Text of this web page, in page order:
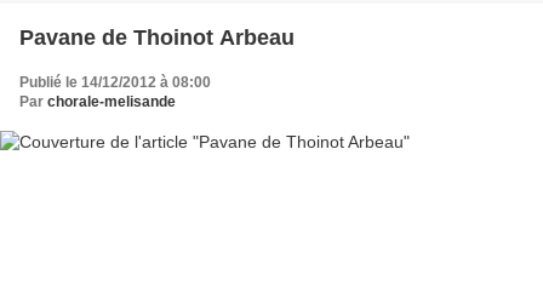
Pavane de Thoinot Arbeau
Publié le 14/12/2012 à 08:00
Par chorale-melisande